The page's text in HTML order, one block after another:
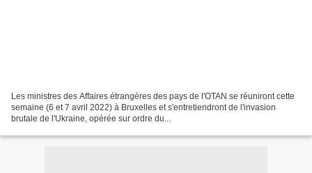
Les ministres des Affaires étrangères des pays de l'OTAN se réuniront cette
semaine (6 et 7 avril 2022) à Bruxelles et s'entretiendront de l'invasion
brutale de l'Ukraine, opérée sur ordre du...